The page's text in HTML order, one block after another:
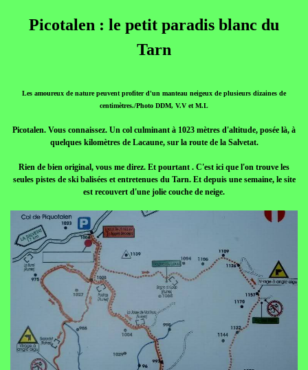
Picotalen : le petit paradis blanc du
Tarn
Les amoureux de nature peuvent profiter d'un manteau neigeux de plusieurs dizaines de
centimètres./Photo DDM, V.V et M.L
Picotalen. Vous connaissez. Un col culminant à 1023 mètres d'altitude, posée là, à
quelques kilomètres de Lacaune, sur la route de la Salvetat.
Rien de bien original, vous me direz. Et pourtant . C'est ici que l'on trouve les
seules pistes de ski balisées et entretenues du Tarn. Et depuis une semaine, le site
est recouvert d'une jolie couche de neige.